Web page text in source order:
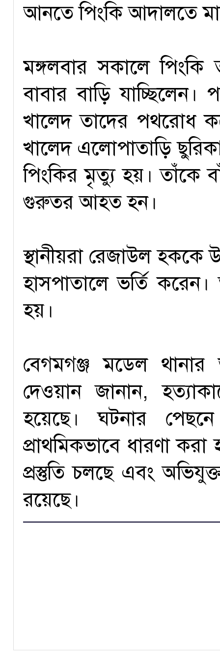
আনতে পিংকি আদালতে
মঙ্গলবার সকালে
বাবার বাড়ি যাচ্ছিলেন।
খালেদ তাদের পথরোধ
খালেদ এলোপাতাড়ি
পিংকির মৃত্যু হয়। তাঁকে
গুরুতর আহত হন।
স্থানীয়রা রেজাউল হককে
হাসপাতালে ভর্তি
হয়।
বেগমগঞ্জ মডেল থানার
দেওয়ান জানান,
হয়েছে। ঘটনার
প্রাথমিকভাবে ধারণা
প্রস্তুতি চলছে এবং
রয়েছে।